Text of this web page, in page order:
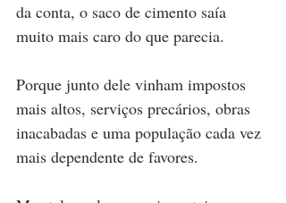
da conta, o saco de cimento saía
muito mais caro do que parecia.
Porque junto dele vinham impostos
mais altos, serviços precários, obras
inacabadas e uma população cada vez
mais dependente de favores.